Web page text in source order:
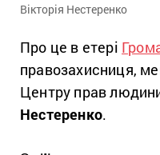
Вікторія Нестеренко
Про це в етері
правозахисниця,
Центру прав
Нестеренко.